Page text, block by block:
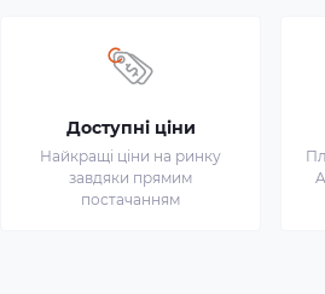
Доступні ціни
Найкращі ціни на ринку
завдяки прямим
постачанням